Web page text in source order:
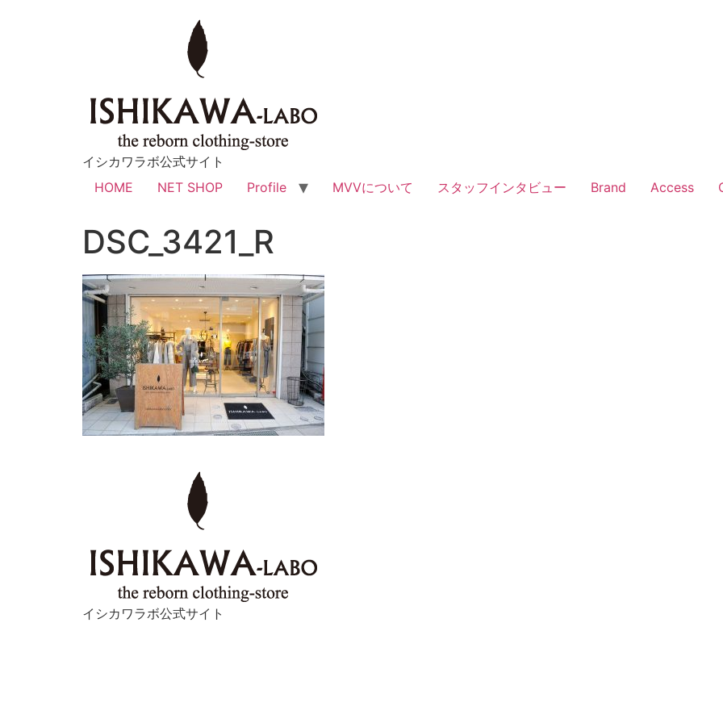
イシカワラボ公式サイト
HOME
NET SHOP Profile MVVについて スタッフインタビュー Brand Access
DSC_3421_R
イシカワラボ公式サイト